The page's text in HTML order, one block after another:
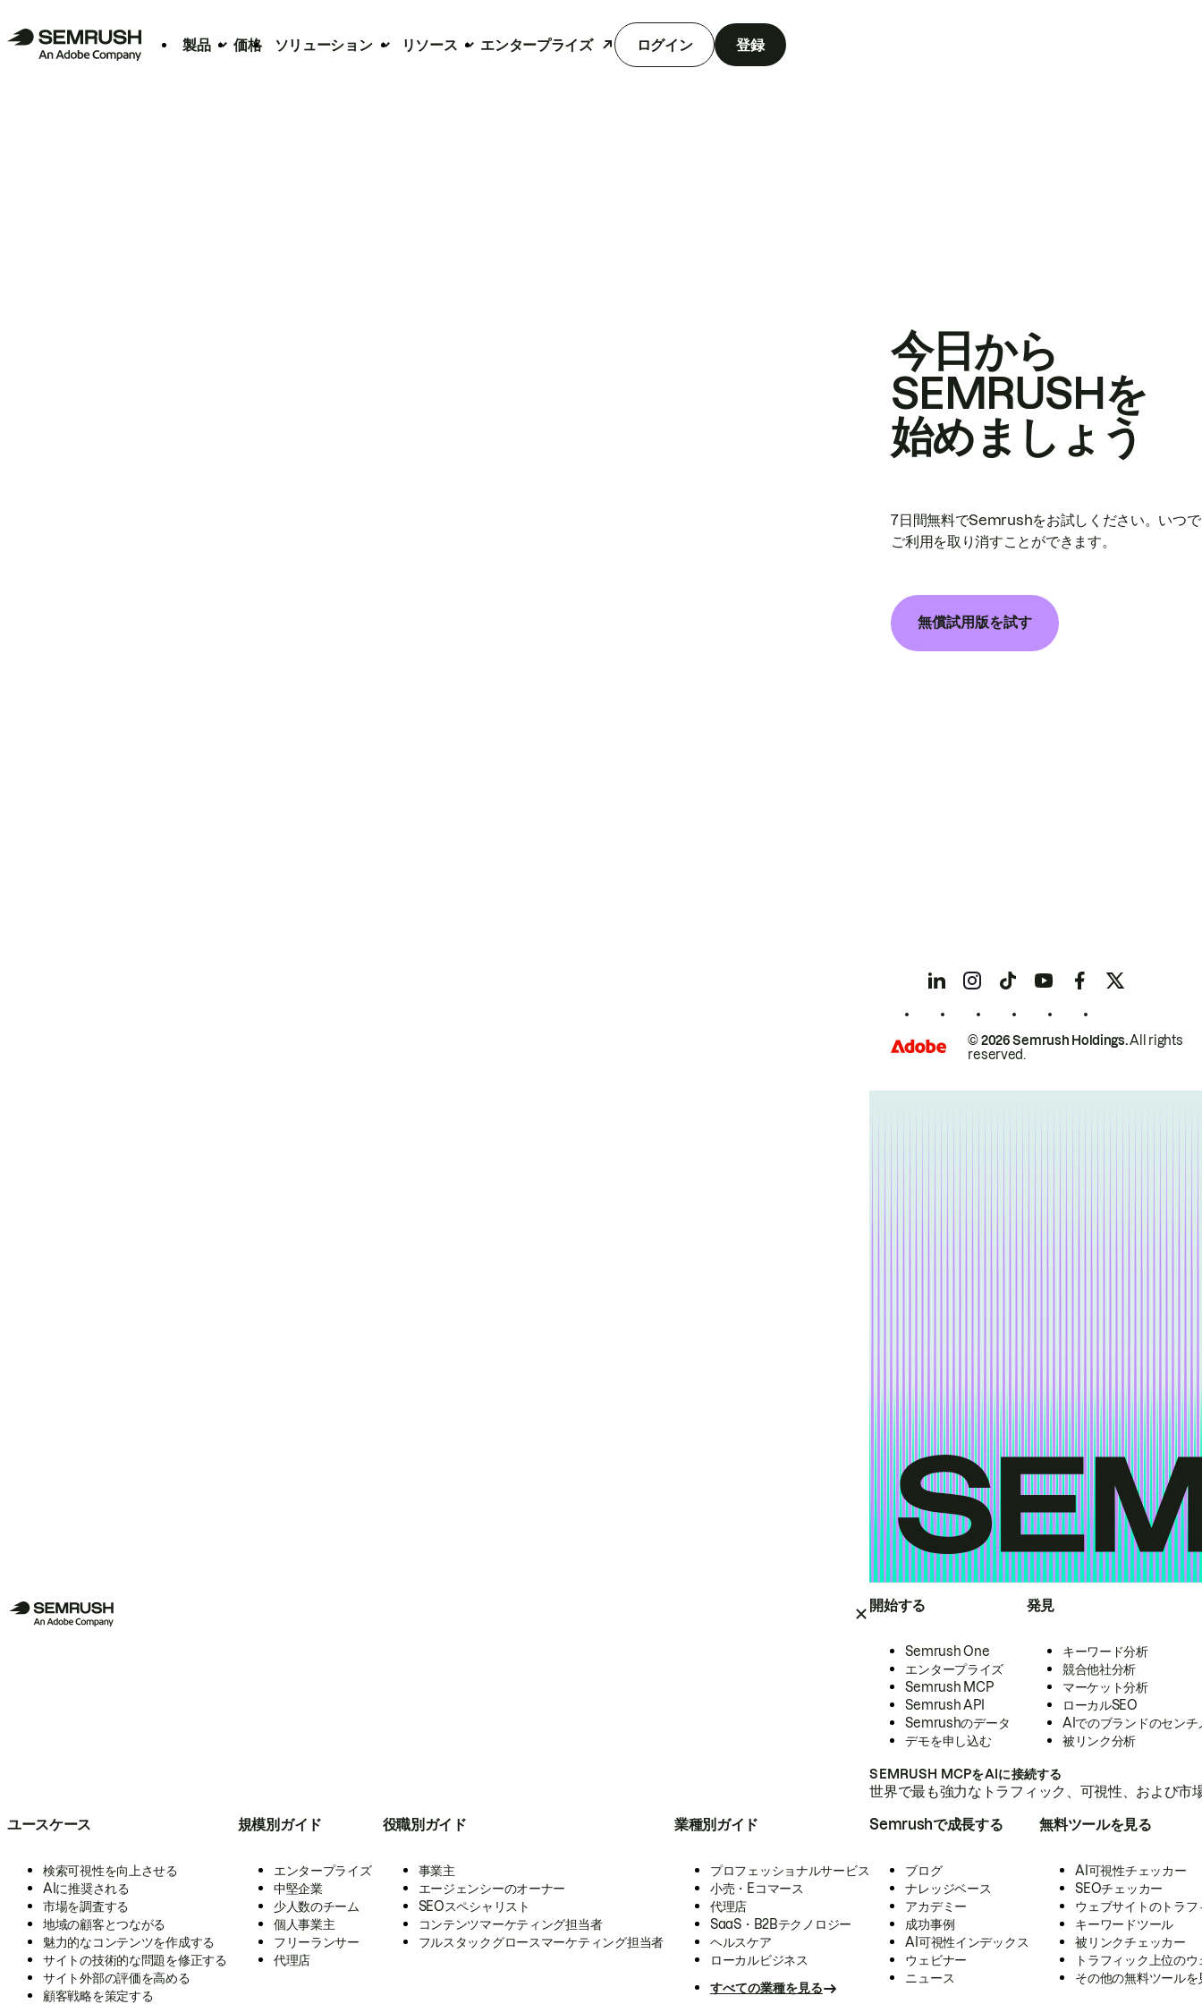
製品 価格 ソリューション リソース エンタープライズ ログイン 登録
開始する
Semrush One
エンタープライズ
Semrush MCP
Semrush API
Semrushのデータ
デモを申し込む
発見
キーワード分析
競合他社分析
マーケット分析
ローカルSEO
AIでのブランドのセンチ
被リンク分析
SEMRUSH MCPをAIに接続する
世界で最も強力なトラフィック、可視性、および
ユースケース
検索可視性を向上させる
AIに推奨される
市場を調査する
地域の顧客とつながる
魅力的なコンテンツを作成する
サイトの技術的な問題を修正する
サイト外部の評価を高める
顧客戦略を策定する
規模別ガイド
エンタープライズ
中堅企業
少人数のチーム
個人事業主
フリーランサー
代理店
役職別ガイド
事業主
エージェンシーのオーナー
SEOスペシャリスト
コンテンツマーケティング担当者
フルスタックグロースマーケティング担当者
業種別ガイド
プロフェッショナルサービス
小売・Eコマース
代理店
SaaS・B2Bテクノロジー
ヘルスケア
ローカルビジネス
すべての業種を見る
Semrushで成長する
ブログ
ナレッジベース
アカデミー
成功事例
AI可視性インデックス
ウェビナー
ニュース
無料ツールを見る
AI可視性チェッカー
SEOチェッカー
ウェブサイトのトラ
キーワードツール
被リンクチェッカー
トラフィック上位の
その他の無料ツールを
今日から
SEMRUSHを
始めましょう
7日間無料でSemrushをお試しください。いつ
ご利用を取り消すことができます。
無償試用版を試す
© 2026 Semrush Holdings.All rights
reserved.